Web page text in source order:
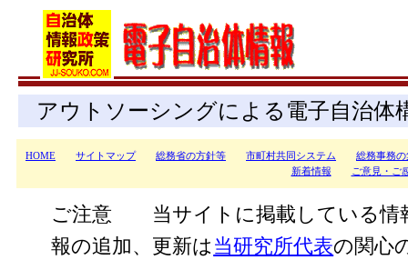
アウトソーシングによる電子自治体
HOME サイトマップ 総務省の方針等 市町村共同システム
総務事務
新着情報
ご意見・ご
ご注意 当サイトに掲載している情
報の追加、更新は 当研究所代表の関心